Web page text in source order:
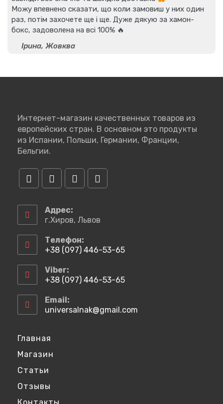
Можу впевнено сказати, що коли замовиш у них один
раз, потім захочете ще і ще. Дуже дякую за хамон-
бокс, задоволена на всі 100% 🔥
Ірина, Жовква
Интернет-магазин качественных товаров из
европейских стран. В основном это продукты
из Испании, Польши, Германии, Франции,
Бельгии.
Адрес:
г.Хиров, Львов
Телефон:
+38 (097) 446-53-65
Viber:
+38 (097) 446-53-65
Email:
universalnak@gmail.com
Главная
Магазин
Статьи
Отзывы